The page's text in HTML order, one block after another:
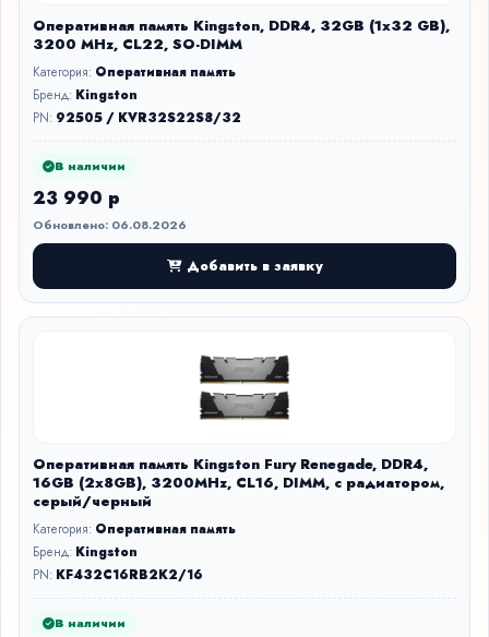
Оперативная память Kingston, DDR4, 32GB (1x32 GB),
3200 MHz, CL22, SO-DIMM
Категория: Оперативная память
Бренд: Kingston
PN: 92505 / KVR32S22S8/32
В наличии
23 990 р
Обновлено: 06.08.2026
Добавить в заявку
Оперативная память Kingston Fury Renegade, DDR4,
16GB (2x8GB), 3200MHz, CL16, DIMM, с радиатором,
серый/черный
Категория: Оперативная память
Бренд: Kingston
PN: KF432C16RB2K2/16
В наличии